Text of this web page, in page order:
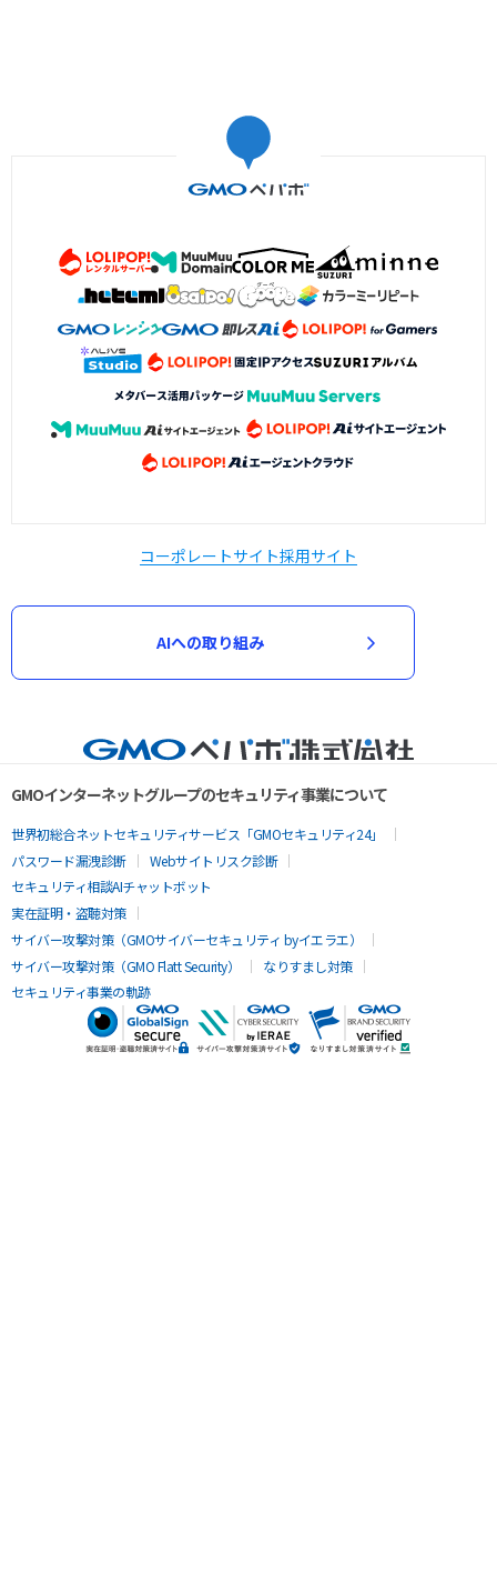
コーポレートサイト採用サイト
AIへの取り組み
GMOインターネットグループのセキュリティ事業について
世界初総合ネットセキュリティサービス「GMOセキュリティ24」
パスワード漏洩診断
Webサイトリスク診断
セキュリティ相談AIチャットボット
実在証明・盗聴対策
サイバー攻撃対策（GMOサイバーセキュリティ byイエラエ）
サイバー攻撃対策（GMO Flatt Security）
なりすまし対策
セキュリティ事業の軌跡